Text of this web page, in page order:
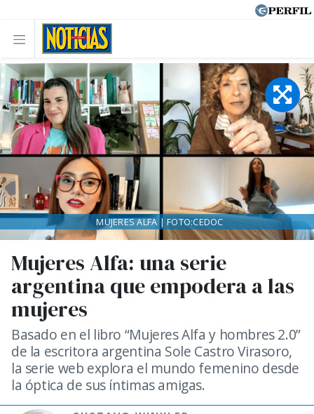
Mujeres Alfa: una serie
argentina que empodera a las
mujeres
Basado en el libro “Mujeres Alfa y hombres 2.0”
de la escritora argentina Sole Castro Virasoro,
la serie web explora el mundo femenino desde
la óptica de sus íntimas amigas.
MUJERES ALFA | FOTO:CEDOC